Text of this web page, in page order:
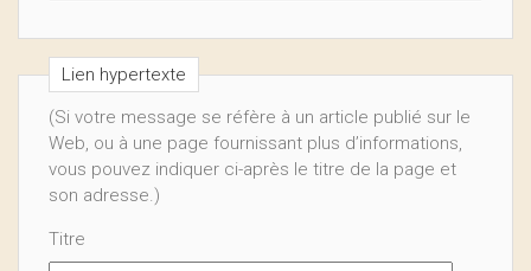
Lien hypertexte
(Si votre message se réfère à un article publié sur le
Web, ou à une page fournissant plus d’informations,
vous pouvez indiquer ci-après le titre de la page et
son adresse.)
Titre